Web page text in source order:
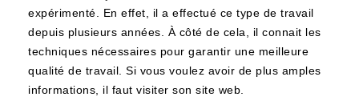
expérimenté. En effet, il a effectué ce type de travail
depuis plusieurs années. À côté de cela, il connait les
techniques nécessaires pour garantir une meilleure
qualité de travail. Si vous voulez avoir de plus amples
informations, il faut visiter son site web.